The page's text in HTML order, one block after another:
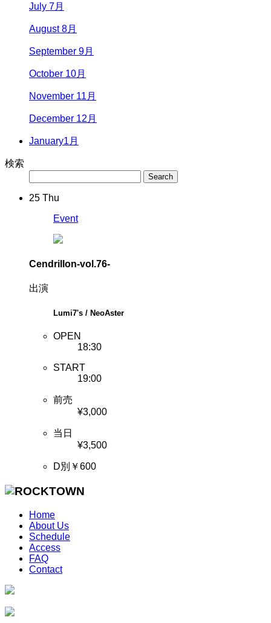
July 7月
August 8月
September 9月
October 10月
November 11月
December 12月
January1月
検索
25 Thu
Event
Cendrillon-vol.76-
出演
Lumi7's / NeoAster
OPEN
18:30
START
19:00
前売
¥3,000
当日
¥3,500
D別￥600
Home
About Us
Schedule
Access
FAQ
Contact